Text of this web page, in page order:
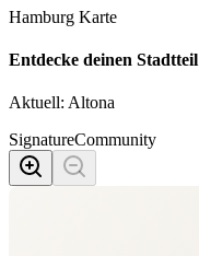
Hamburg Karte
Entdecke deinen Stadtteil
Aktuell: Altona
SignatureCommunity